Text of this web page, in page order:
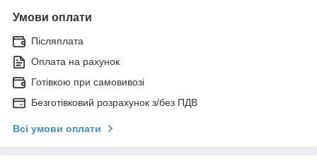
Умови оплати
Післяплата
Оплата на рахунок
Готівкою при самовивозі
Безготівковий розрахунок з/без ПДВ
Всі умови оплати